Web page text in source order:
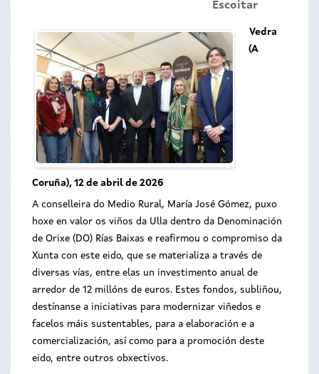
Escoitar
Vedra
(A
Coruña), 12 de abril de 2026
A conselleira do Medio Rural, María José Gómez, puxo
hoxe en valor os viños da Ulla dentro da Denominación
de Orixe (DO) Rías Baixas e reafirmou o compromiso da
Xunta con este eido, que se materializa a través de
diversas vías, entre elas un investimento anual de
arredor de 12 millóns de euros. Estes fondos, subliñou,
destínanse a iniciativas para modernizar viñedos e
facelos máis sustentables, para a elaboración e a
comercialización, así como para a promoción deste
eido, entre outros obxectivos.